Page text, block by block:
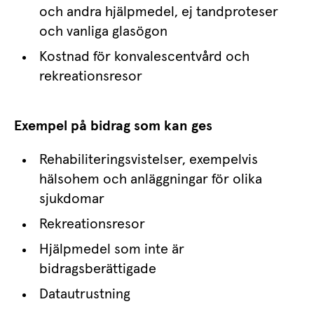
och andra hjälpmedel, ej tandproteser
och vanliga glasögon
Kostnad för konvalescentvård och
rekreationsresor
Exempel på bidrag som kan ges
Rehabiliteringsvistelser, exempelvis
hälsohem och anläggningar för olika
sjukdomar
Rekreationsresor
Hjälpmedel som inte är
bidragsberättigade
Datautrustning